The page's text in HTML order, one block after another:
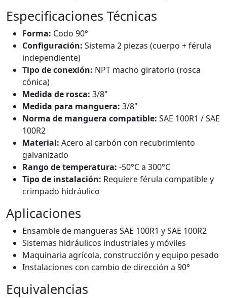
Especificaciones Técnicas
Forma: Codo 90°
Configuración: Sistema 2 piezas (cuerpo + férula
independiente)
Tipo de conexión: NPT macho giratorio (rosca
cónica)
Medida de rosca: 3/8"
Medida para manguera: 3/8"
Norma de manguera compatible: SAE 100R1 / SAE
100R2
Material: Acero al carbón con recubrimiento
galvanizado
Rango de temperatura: -50°C a 300°C
Tipo de instalación: Requiere férula compatible y
crimpado hidráulico
Aplicaciones
Ensamble de mangueras SAE 100R1 y SAE 100R2
Sistemas hidráulicos industriales y móviles
Maquinaria agrícola, construcción y equipo pesado
Instalaciones con cambio de dirección a 90°
Equivalencias